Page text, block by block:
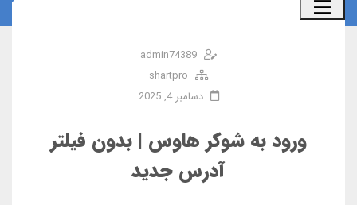
admin74389
shartpro
دسامبر 4, 2025
ورود به شوکر هاوس | بدون فیلتر
آدرس جدید